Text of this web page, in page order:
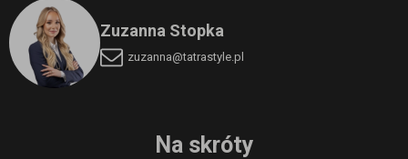
Zuzanna Stopka
zuzanna@tatrastyle.pl
Na skróty